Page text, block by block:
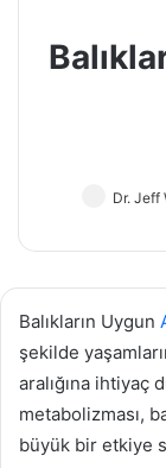
Dr. Jeff
Balıkların Uygun
şekilde
aralığına ihtiyaç
metabolizması,
büyük bir etkiye